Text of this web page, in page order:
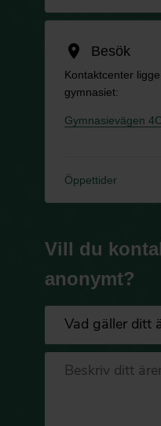
location_on Besök
Kontaktcenter
gymnasiet:
Gymnasievägen 4C
Öppettider
Vill du
anonymt?